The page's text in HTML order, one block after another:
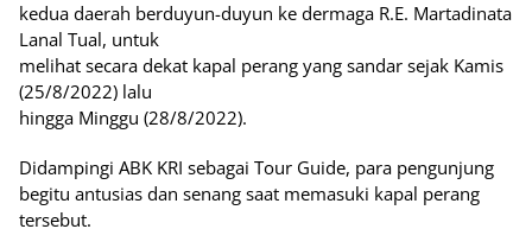
kedua daerah berduyun-duyun ke dermaga R.E. Martadinata
Lanal Tual, untuk
melihat secara dekat kapal perang yang sandar sejak Kamis
(25/8/2022) lalu
hingga Minggu (28/8/2022).
Didampingi ABK KRI sebagai Tour Guide, para pengunjung
begitu antusias dan senang saat memasuki kapal perang
tersebut.